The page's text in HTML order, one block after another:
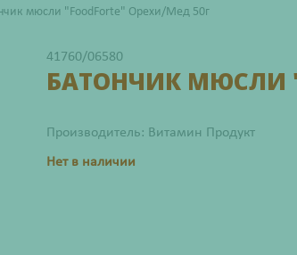
мюсли "FoodForte" Орехи/Мед 50г
41760/06580
БАТОНЧИК МЮСЛИ
Производитель: Витамин Продукт
Нет в наличии